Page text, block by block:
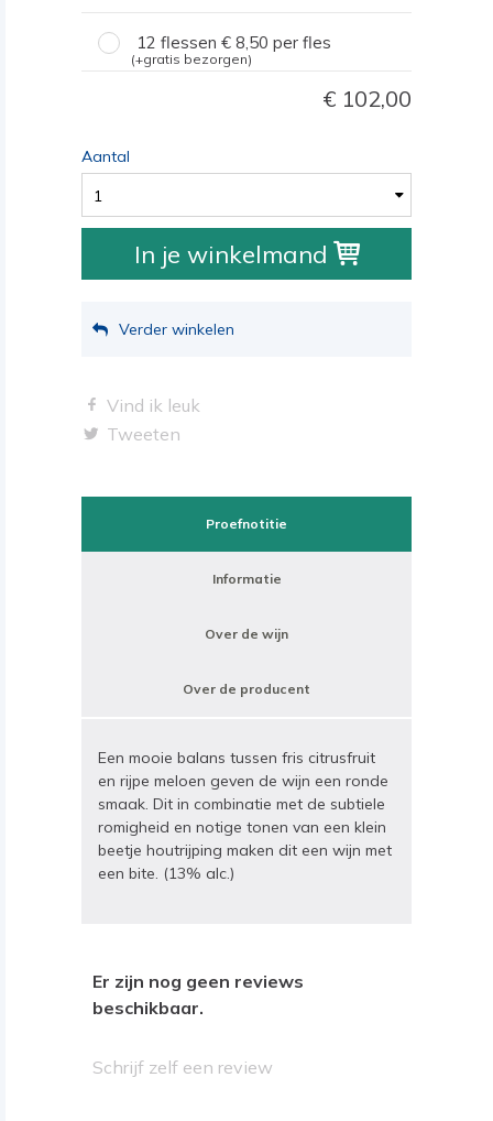
12 flessen 8,50 per fles
(+gratis bezorgen)
102,00
Aantal
1
In je winkelmand
Verder winkelen
Vind ik leuk
Tweeten
Proefnotitie
Informatie
Over de wijn
Over de producent
Een mooie balans tussen fris citrusfruit
en rijpe meloen geven de wijn een ronde
smaak. Dit in combinatie met de subtiele
romigheid en notige tonen van een klein
beetje houtrijping maken dit een wijn met
een bite. (13% alc.)
Er zijn nog geen reviews
beschikbaar.
Schrijf zelf een review